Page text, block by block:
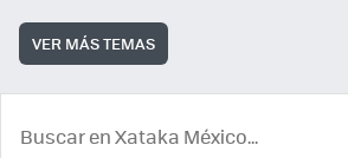
VER MÁS TEMAS